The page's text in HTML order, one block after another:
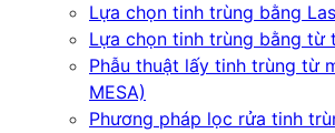
Lựa chọn tinh trùng bằng
Lựa chọn tinh trùng bằng từ
Phẫu thuật lấy tinh trùng từ
MESA)
Phương pháp lọc rửa tinh